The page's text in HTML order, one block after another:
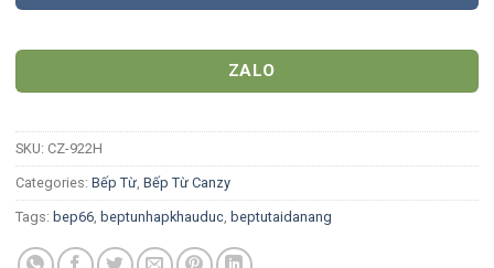
ZALO
SKU: CZ-922H
Categories: Bếp Từ Bếp Từ Canzy
Tags: bep66 beptunhapkhauduc beptutaidanang